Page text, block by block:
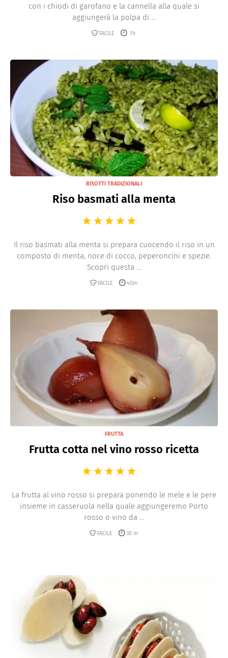
con i chiodi di garofano e la cannella alla quale si
aggiungerà la polpa di ...
FACILE 1h
RISOTTI TRADIZIONALI
Riso basmati alla menta
Il riso basmati alla menta si prepara cuocendo il riso in un
composto di menta, noce di cocco, peperoncini e spezie.
Scopri questa ...
FACILE 40m
FRUTTA
Frutta cotta nel vino rosso ricetta
La frutta al vino rosso si prepara ponendo le mele e le pere
insieme in casseruola nella quale aggiungeremo Porto
rosso o vino da ...
FACILE 30 m